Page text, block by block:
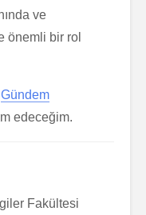
ve
önemli bir rol
Gündem
edeceğim.
Fakültesi